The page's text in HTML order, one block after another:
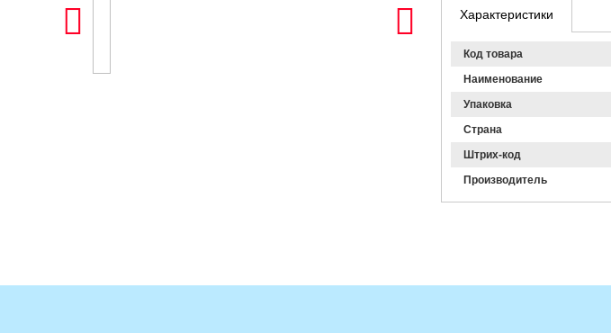
Характеристики
Код товара
Наименование
Упаковка
Страна
Штрих-код
Производитель